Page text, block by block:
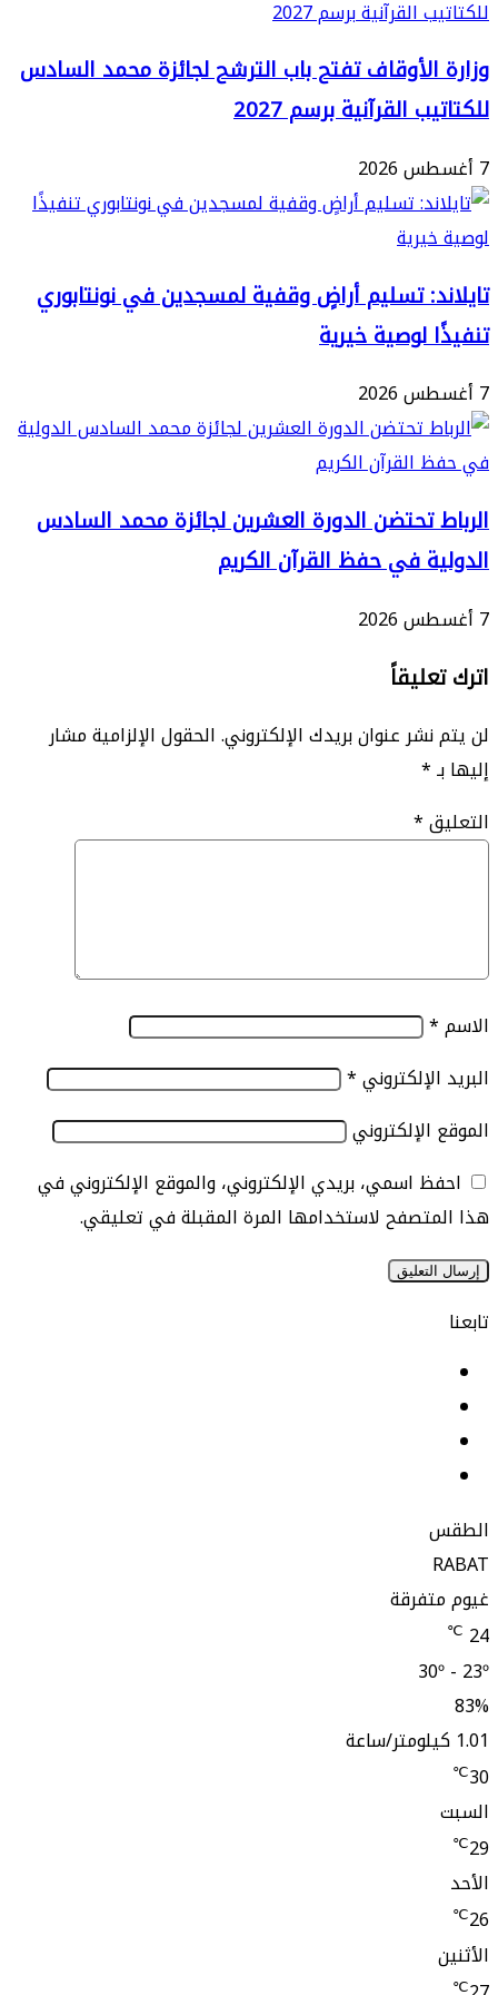
تفتح باب الترشح لجائزة محمد السادس
القرآنية برسم 2027
تسليم أراضٍ وقفية لمسجدين في نونتابوري
لوصية خيرية
تحتضن الدورة العشرين لجائزة محمد السادس
في حفظ القرآن الكريم
عنوان بريدك الإلكتروني.الحقول الإلزامية مشار
*
*
*
اسمي، بريدي الإلكتروني، والموقع الإلكتروني في
لاستخدامها المرة المقبلة في تعليقي.